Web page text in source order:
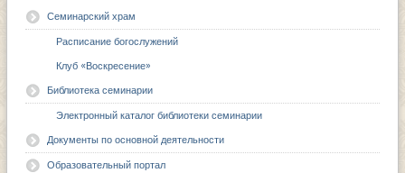
Семинарский храм
Расписание богослужений
Клуб «Воскресение»
Библиотека семинарии
Электронный каталог библиотеки семинарии
Документы по основной деятельности
Образовательный портал